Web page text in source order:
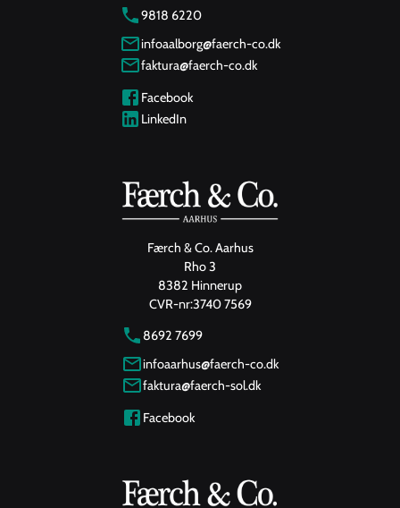
9818 6220
infoaalborg@faerch-co.dk
faktura@faerch-co.dk
Facebook
LinkedIn
Færch & Co. Aarhus
Rho 3
8382 Hinnerup
CVR-nr:3740 7569
8692 7699
infoaarhus@faerch-co.dk
faktura@faerch-sol.dk
Facebook